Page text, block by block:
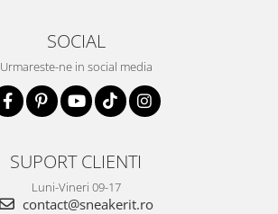
SOCIAL
Urmareste-ne in social media
SUPORT CLIENTI
Luni-Vineri 09-17
contact@sneakerit.ro